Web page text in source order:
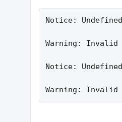
Notice:
Warning: Invalid
Notice:
Warning: Invalid